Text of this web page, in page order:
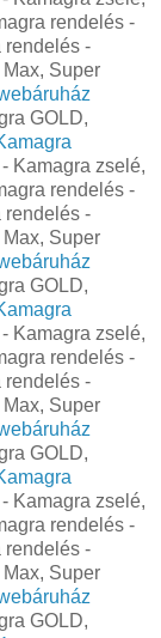
rendelés -
rendelés -
Super
GOLD,
Kamagra zselé,
rendelés -
rendelés -
Super
GOLD,
Kamagra zselé,
rendelés -
rendelés -
Super
GOLD,
Kamagra zselé,
rendelés -
rendelés -
Super
GOLD,